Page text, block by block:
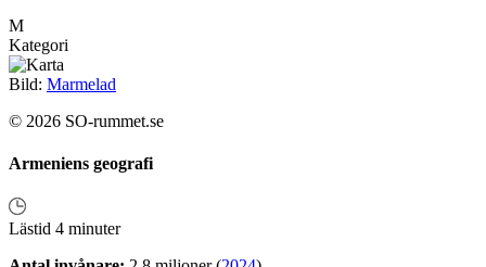
M
Kategori
Bild: Marmelad
© 2026 SO-rummet.se
Armeniens geografi
Lästid 4 minuter